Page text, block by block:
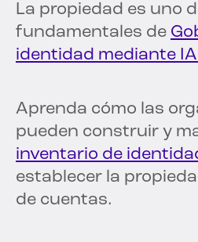
La propiedad es uno
fundamentales de
identidad mediante
Aprenda cómo las
pueden construir y
inventario de
establecer la
de cuentas.